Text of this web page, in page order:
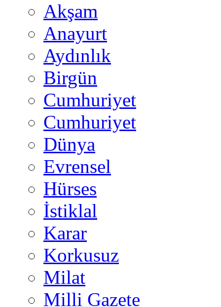
Akşam
Anayurt
Aydınlık
Birgün
Cumhuriyet
Cumhuriyet
Dünya
Evrensel
Hürses
İstiklal
Karar
Korkusuz
Milat
Milli Gazete